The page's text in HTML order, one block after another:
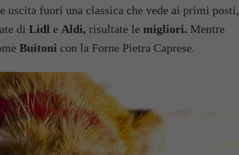
uscita fuori una classica che vede ai primi posti,
di Lidl e Aldi, risultate le migliori. Mentre
Buitoni con la Forne Pietra Caprese.